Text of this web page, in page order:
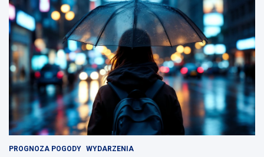
PROGNOZA POGODY WYDARZENIA